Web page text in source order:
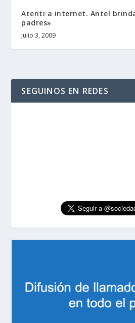
Atenti a internet. Antel
padres»
julio 3, 2009
SEGUINOS EN REDES